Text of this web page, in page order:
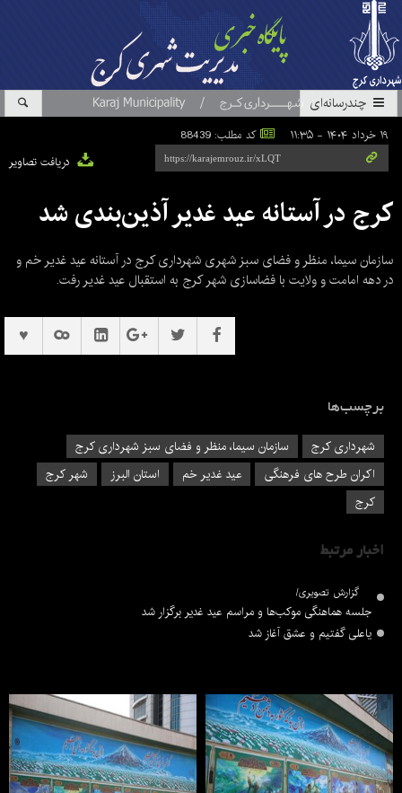
چندرسانه‌ای
۱۹ خرداد ۱۴۰۴ - ۱۱:۳۵
کد مطلب: 88439
دریافت تصاویر
کرج در آستانه عید غدیر آذین‌بندی شد
سازمان سیما، منظر و فضای سبز شهری شهرداری کرج در آستانه عید غدیر خم و
در دهه امامت و ولایت با فضاسازی شهر کرج به استقبال عید غدیر رفت.
برچسب‌ها
شهرداری کرج
سازمان سیما، منظر و فضای سبز شهرداری کرج
اکران طرح های فرهنگی
عید غدیر خم استان البرز
شهر کرج
کرج
اخبار مرتبط
گزارش تصویری/
جلسه هماهنگی موکب‌ها و مراسم عید غدیر برگزار شد
یاعلی گفتیم و عشق آغاز شد